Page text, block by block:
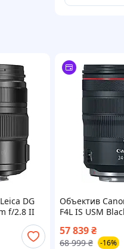
DG
f/2.8 II
Объектив
F4L IS USM
57 839 ₴
68 999 ₴ -16%